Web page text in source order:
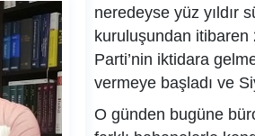
neredeyse yüz yıldır
kuruluşundan itibaren
Parti’nin iktidara
vermeye başladı ve
O günden bugüne